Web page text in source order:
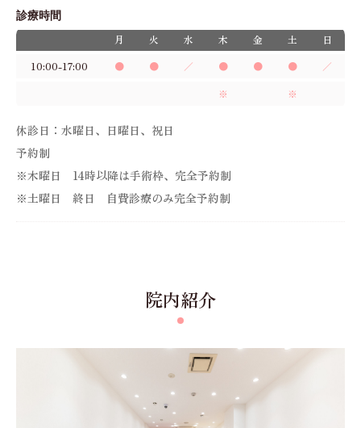
診療時間
月 火 水 木 金 土
日
10:00-17:00
● ● ／ ● ● ●
／
※
※
休診日：水曜日、日曜日、祝日
予約制
※木曜日 14時以降は手術枠、完全予約制
※土曜日 終日 自費診療のみ完全予約制
院内紹介